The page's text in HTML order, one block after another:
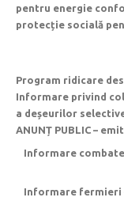
pentru energie
protecție socială
Program ridicare
Informare privind
a deșeurilor
ANUNȚ PUBLIC –
Informare
Informare fermieri